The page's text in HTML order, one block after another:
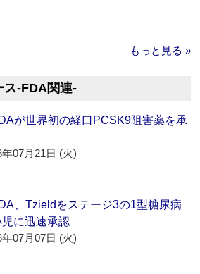
もっと見る »
‐FDA関連‐
が世界初の経口PCSK9阻害薬を承
年07月21日 (火)
、Tzieldをステージ3の1型糖尿病
児に迅速承認
年07月07日 (火)